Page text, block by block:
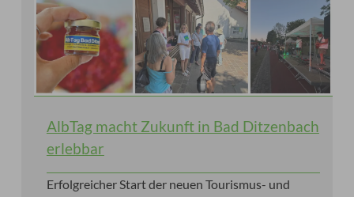
AlbTag macht Zukunft in Bad Ditzenbach
erlebbar
Erfolgreicher Start der neuen Tourismus- und